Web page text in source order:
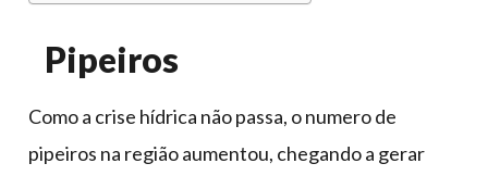
Pipeiros
Como a crise hídrica não passa, o numero de
pipeiros na região aumentou, chegando a gerar